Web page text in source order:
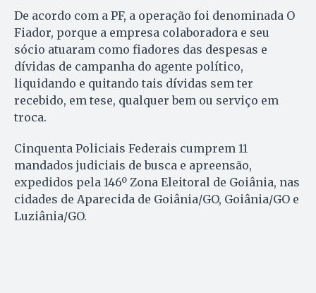
De acordo com a PF, a operação foi denominada O
Fiador, porque a empresa colaboradora e seu
sócio atuaram como fiadores das despesas e
dívidas de campanha do agente político,
liquidando e quitando tais dívidas sem ter
recebido, em tese, qualquer bem ou serviço em
troca.
Cinquenta Policiais Federais cumprem 11
mandados judiciais de busca e apreensão,
expedidos pela 146º Zona Eleitoral de Goiânia, nas
cidades de Aparecida de Goiânia/GO, Goiânia/GO e
Luziânia/GO.